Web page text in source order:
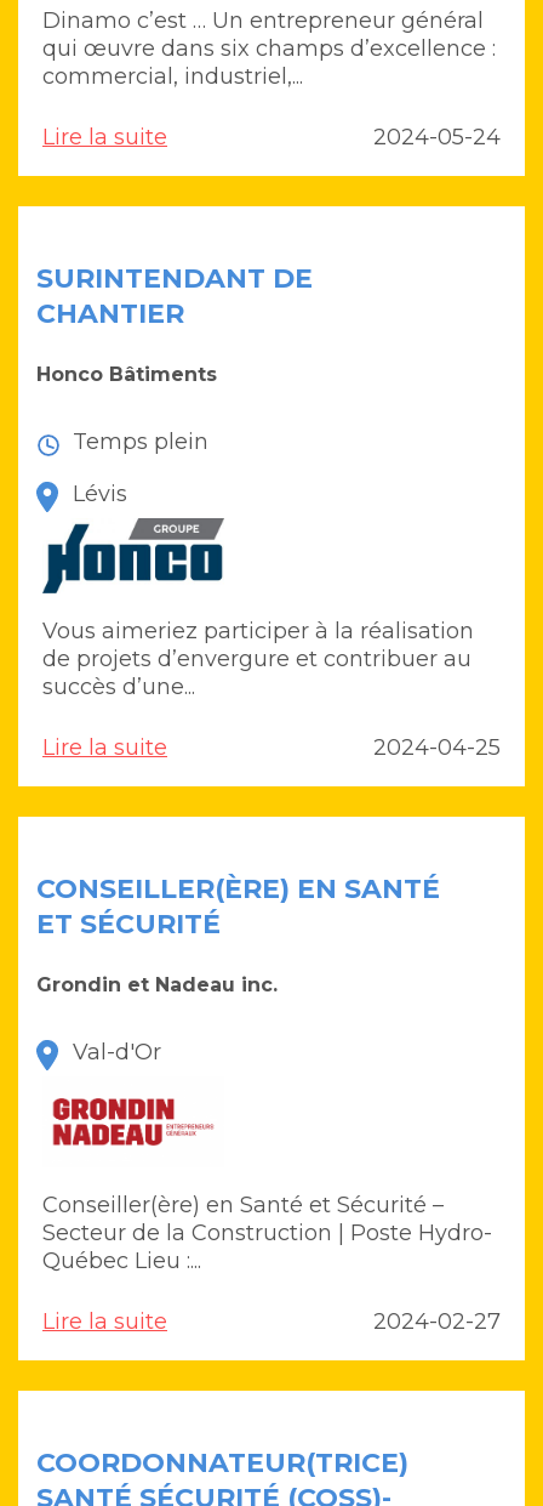
Dinamo c’est … Un entrepreneur général
qui œuvre dans six champs d’excellence :
commercial, industriel,...
Lire la suite 2024-05-24
SURINTENDANT DE
CHANTIER
Honco Bâtiments
Temps plein
Lévis
Vous aimeriez participer à la réalisation
de projets d’envergure et contribuer au
succès d’une...
Lire la suite 2024-04-25
CONSEILLER(ÈRE) EN SANTÉ
ET SÉCURITÉ
Grondin et Nadeau inc.
Val-d'Or
Conseiller(ère) en Santé et Sécurité –
Secteur de la Construction | Poste Hydro-
Québec Lieu :...
Lire la suite 2024-02-27
COORDONNATEUR(TRICE)
SANTÉ SÉCURITÉ (COSS)-